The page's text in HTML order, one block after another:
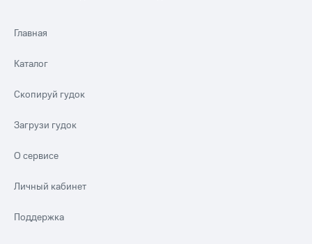
Главная
Каталог
Скопируй гудок
Загрузи гудок
О сервисе
Личный кабинет
Поддержка